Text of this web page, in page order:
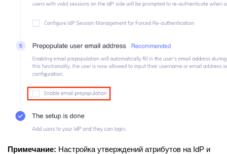
Примечание: Настройка утверждений атрибутов на IdP и